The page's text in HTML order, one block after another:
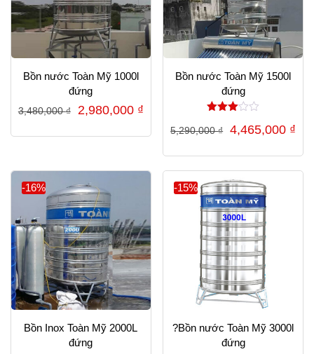
Bồn nước Toàn Mỹ 1000l
đứng
3,480,000₫
Giá
3,480,000 ₫.
2,980,000 ₫Giá
là:
2,980,000 ₫.
Bồn nước Toàn Mỹ 1500l
đứng
xếp
5 sao
5,290,000₫
Giá
là:
5,290,000 ₫.
4,465,000 ₫
tại
-16%
Bồn Inox Toàn Mỹ 2000L
đứng
-15%
?Bồn nước Toàn Mỹ 3000l
đứng